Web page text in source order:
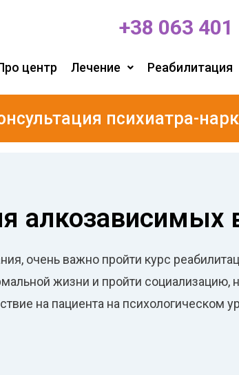
+38 063 401
центр Лечение Реабилитация
психиатра-
алкозависимых
очень важно пройти курс
жизни и пройти социализацию,
на пациента на психологическом